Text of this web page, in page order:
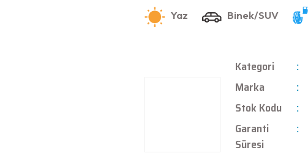
Kategori
Marka
Stok Kodu
Garanti
Süresi